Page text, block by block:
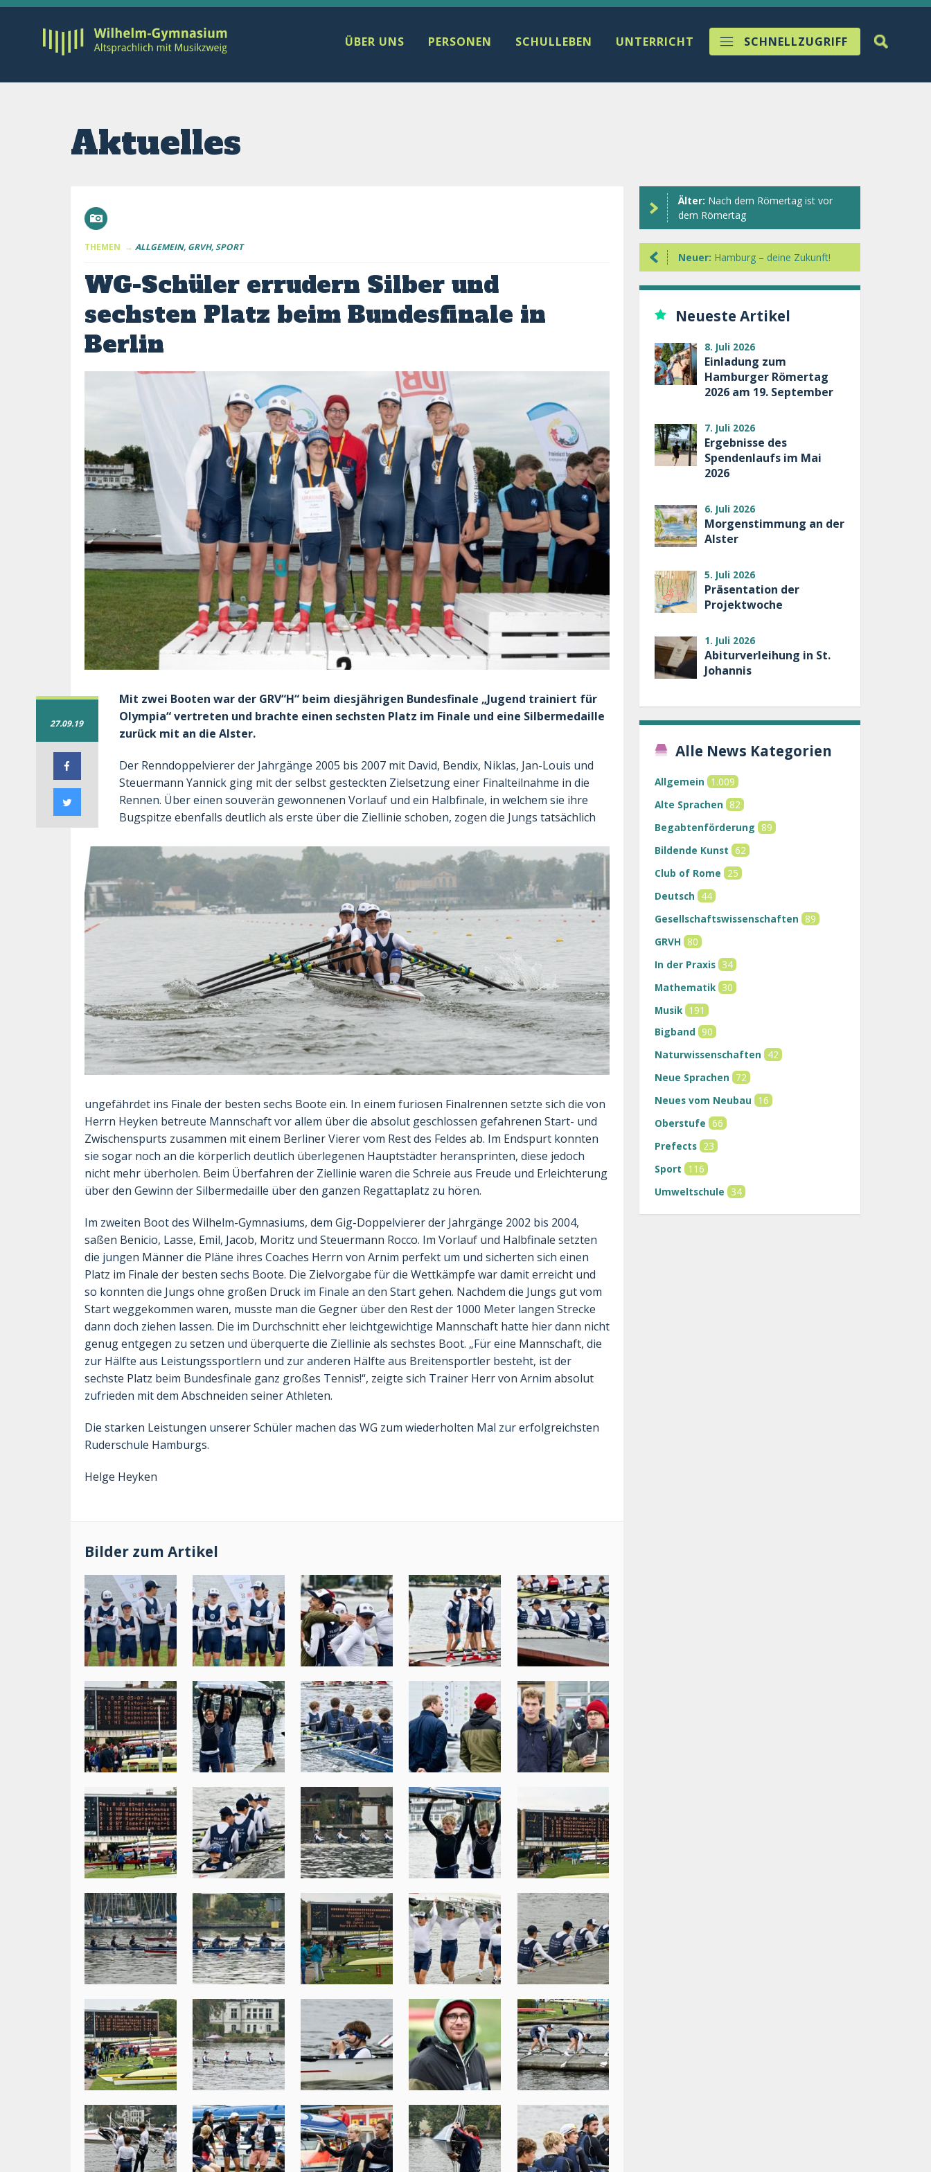
ÜBER UNS PERSONEN SCHULLEBEN UNTERRICHT SCHNELLZUGRIFF
Aktuelles
THEMEN → ALLGEMEIN GRVH SPORT
WG-Schüler errudern Silber und
sechsten Platz beim Bundesfinale in
Berlin
27.09.19
Mit zwei Booten war der GRV“H“ beim diesjährigen Bundesfinale „Jugend trainiert für
Olympia“ vertreten und brachte einen sechsten Platz im Finale und eine Silbermedaille
zurück mit an die Alster.
Der Renndoppelvierer der Jahrgänge 2005 bis 2007 mit David, Bendix, Niklas, Jan-Louis und
Steuermann Yannick ging mit der selbst gesteckten Zielsetzung einer Finalteilnahme in die
Rennen. Über einen souverän gewonnenen Vorlauf und ein Halbfinale, in welchem sie ihre
Bugspitze ebenfalls deutlich als erste über die Ziellinie schoben, zogen die Jungs tatsächlich
ungefährdet ins Finale der besten sechs Boote ein. In einem furiosen Finalrennen setzte sich die von
Herrn Heyken betreute Mannschaft vor allem über die absolut geschlossen gefahrenen Start- und
Zwischenspurts zusammen mit einem Berliner Vierer vom Rest des Feldes ab. Im Endspurt konnten
sie sogar noch an die körperlich deutlich überlegenen Hauptstädter heransprinten, diese jedoch
nicht mehr überholen. Beim Überfahren der Ziellinie waren die Schreie aus Freude und Erleichterung
über den Gewinn der Silbermedaille über den ganzen Regattaplatz zu hören.
Im zweiten Boot des Wilhelm-Gymnasiums, dem Gig-Doppelvierer der Jahrgänge 2002 bis 2004,
saßen Benicio, Lasse, Emil, Jacob, Moritz und Steuermann Rocco. Im Vorlauf und Halbfinale setzten
die jungen Männer die Pläne ihres Coaches Herrn von Arnim perfekt um und sicherten sich einen
Platz im Finale der besten sechs Boote. Die Zielvorgabe für die Wettkämpfe war damit erreicht und
so konnten die Jungs ohne großen Druck im Finale an den Start gehen. Nachdem die Jungs gut vom
Start weggekommen waren, musste man die Gegner über den Rest der 1000 Meter langen Strecke
dann doch ziehen lassen. Die im Durchschnitt eher leichtgewichtige Mannschaft hatte hier dann nicht
genug entgegen zu setzen und überquerte die Ziellinie als sechstes Boot. „Für eine Mannschaft, die
zur Hälfte aus Leistungssportlern und zur anderen Hälfte aus Breitensportler besteht, ist der
sechste Platz beim Bundesfinale ganz großes Tennis!“, zeigte sich Trainer Herr von Arnim absolut
zufrieden mit dem Abschneiden seiner Athleten.
Die starken Leistungen unserer Schüler machen das WG zum wiederholten Mal zur erfolgreichsten
Ruderschule Hamburgs.
Helge Heyken
Bilder zum Artikel
Älter: Nach dem Römertag ist vor
dem Römertag
Neuer: Hamburg – deine Zukunft!
Neueste Artikel
8. Juli 2026
Einladung zum
Hamburger Römertag
2026 am 19. September
7. Juli 2026
Ergebnisse des
Spendenlaufs im Mai
2026
6. Juli 2026
Morgenstimmung an der
Alster
5. Juli 2026
Präsentation der
Projektwoche
1. Juli 2026
Abiturverleihung in St.
Johannis
Alle News Kategorien
Allgemein 1.009
Alte Sprachen 82
Begabtenförderung 89
Bildende Kunst 62
Club of Rome 25
Deutsch 44
Gesellschaftswissenschaften 89
GRVH 80
In der Praxis 34
Mathematik 30
Musik 191
Bigband 90
Naturwissenschaften 42
Neue Sprachen 72
Neues vom Neubau 16
Oberstufe 66
Prefects 23
Sport 116
Umweltschule 34